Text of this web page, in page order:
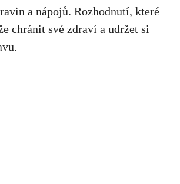
a nápojů.‌ Rozhodnutí, které
chránit své zdraví a udržet si